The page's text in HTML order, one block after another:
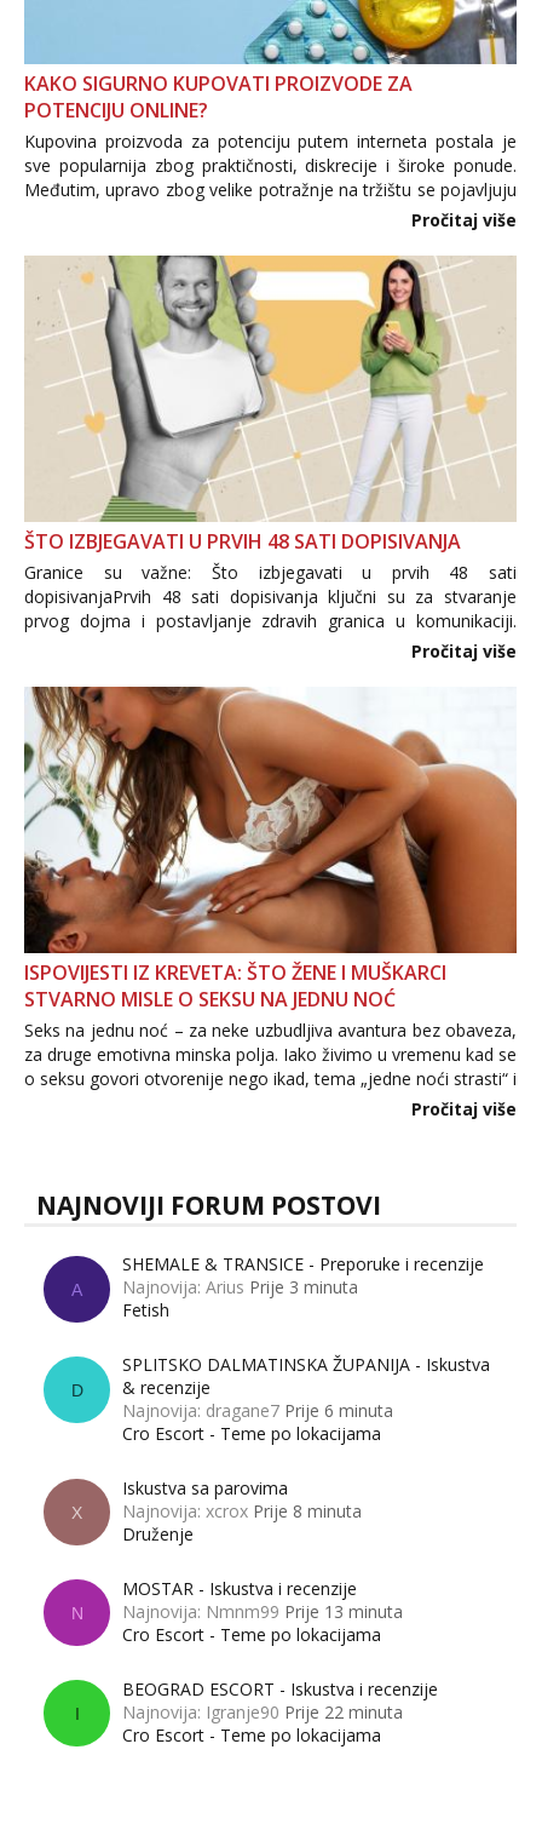
KAKO SIGURNO KUPOVATI PROIZVODE ZA
POTENCIJU ONLINE?
Kupovina proizvoda za potenciju putem interneta postala je
sve popularnija zbog praktičnosti, diskrecije i široke ponude.
Međutim, upravo zbog velike potražnje na tržištu se pojavljuju
i brojni krivotvoreni proizvodi, nepouzdane internetske
Pročitaj više
ŠTO IZBJEGAVATI U PRVIH 48 SATI DOPISIVANJA
Granice su važne: Što izbjegavati u prvih 48 sati
dopisivanjaPrvih 48 sati dopisivanja ključni su za stvaranje
prvog dojma i postavljanje zdravih granica u komunikaciji.
Važno je izbjeći prebrzo otkrivanje osobnih ili intimnih
informacija, jer nepoznata osoba još nije zaslužila to
povjerenje. Takođe...
Pročitaj više
ISPOVIJESTI IZ KREVETA: ŠTO ŽENE I MUŠKARCI
STVARNO MISLE O SEKSU NA JEDNU NOĆ
Seks na jednu noć – za neke uzbudljiva avantura bez obaveza,
za druge emotivna minska polja. Iako živimo u vremenu kad se
o seksu govori otvorenije nego ikad, tema „jedne noći strasti“ i
dalje izaziva burne rasprave. Što zapravo misle žene, a što
Pročitaj više
NAJNOVIJI FORUM POSTOVI
A
SHEMALE & TRANSICE - Preporuke i recenzije
Najnovija: Arius Prije 3 minuta
Fetish
D
SPLITSKO DALMATINSKA ŽUPANIJA - Iskustva
& recenzije
Najnovija: dragane7 Prije 6 minuta
Cro Escort - Teme po lokacijama
X
Iskustva sa parovima
Najnovija: xcrox Prije 8 minuta
Druženje
N
MOSTAR - Iskustva i recenzije
Najnovija: Nmnm99 Prije 13 minuta
Cro Escort - Teme po lokacijama
I
BEOGRAD ESCORT - Iskustva i recenzije
Najnovija: Igranje90 Prije 22 minuta
Cro Escort - Teme po lokacijama